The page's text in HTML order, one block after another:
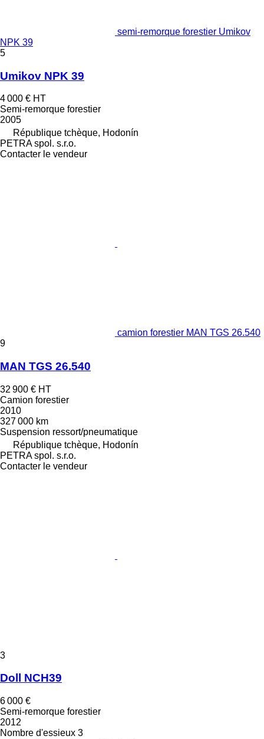
semi-remorque forestier Umikov
NPK 39
5
Umikov NPK 39
4 000 € HT
Semi-remorque forestier
2005
République tchèque, Hodonín
PETRA spol. s.r.o.
Contacter le vendeur
camion forestier MAN TGS 26.540
9
MAN TGS 26.540
32 900 € HT
Camion forestier
2010
327 000 km
Suspension ressort/pneumatique
République tchèque, Hodonín
PETRA spol. s.r.o.
Contacter le vendeur
3
Doll NCH39
6 000 €
Semi-remorque forestier
2012
Nombre d'essieux 3